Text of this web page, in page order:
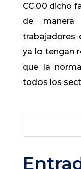
CC.00 dicho
de
trabajadores
ya lo tengan
que la
todos los